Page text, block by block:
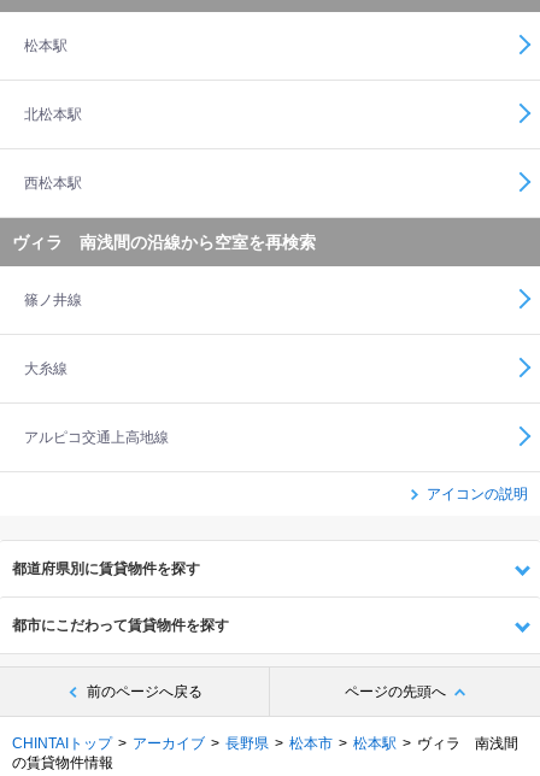
松本駅
北松本駅
西松本駅
ヴィラ 南浅間の沿線から空室を再検索
篠ノ井線
大糸線
アルピコ交通上高地線
アイコンの説明
都道府県別に賃貸物件を探す
都市にこだわって賃貸物件を探す
前のページへ戻る ページの先頭へ
CHINTAIトップ アーカイブ 長野県 松本市 松本駅
ヴィラ 南浅間
の賃貸物件情報